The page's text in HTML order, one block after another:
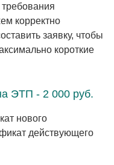
корректно
заявку, чтобы
короткие
ЭТП - 2 000 руб.
нового
действующего